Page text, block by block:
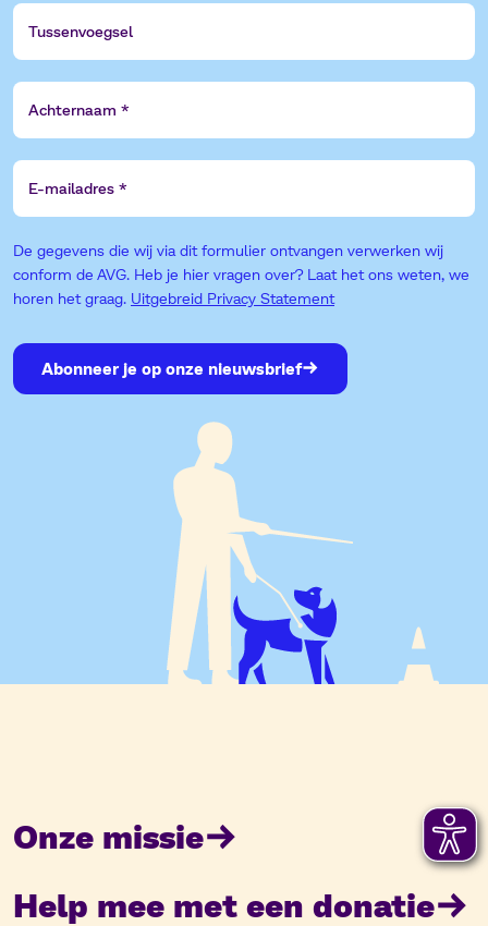
Tussenvoegsel
Achternaam
E-
mailadres
De gegevens die wij via dit formulier ontvangen verwerken wij
conform de AVG. Heb je hier vragen over? Laat het ons weten, we
horen het graag. Uitgebreid Privacy Statement
Abonneer je op onze nieuwsbrief
Onze missie
Help mee met een donatie